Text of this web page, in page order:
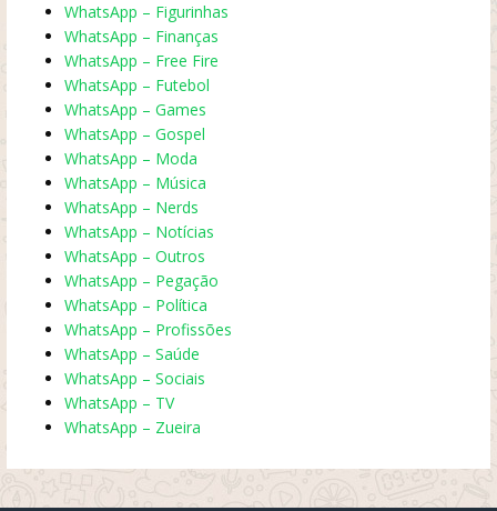
WhatsApp – Figurinhas
WhatsApp – Finanças
WhatsApp – Free Fire
WhatsApp – Futebol
WhatsApp – Games
WhatsApp – Gospel
WhatsApp – Moda
WhatsApp – Música
WhatsApp – Nerds
WhatsApp – Notícias
WhatsApp – Outros
WhatsApp – Pegação
WhatsApp – Política
WhatsApp – Profissões
WhatsApp – Saúde
WhatsApp – Sociais
WhatsApp – TV
WhatsApp – Zueira